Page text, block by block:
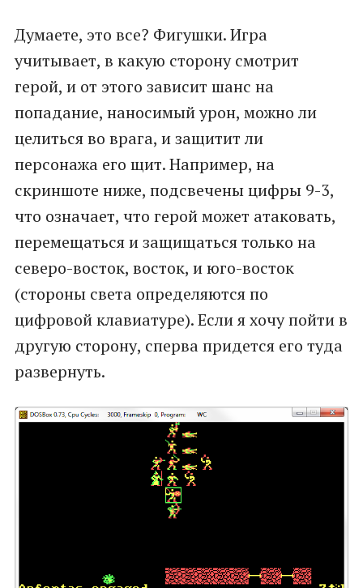
Думаете, это все? Фигушки. Игра
учитывает, в какую сторону смотрит
герой, и от этого зависит шанс на
попадание, наносимый урон, можно ли
целиться во врага, и защитит ли
персонажа его щит. Например, на
скриншоте ниже, подсвечены цифры 9-3,
что означает, что герой может атаковать,
перемещаться и защищаться только на
северо-восток, восток, и юго-восток
(стороны света определяются по
цифровой клавиатуре). Если я хочу пойти в
другую сторону, сперва придется его туда
развернуть.